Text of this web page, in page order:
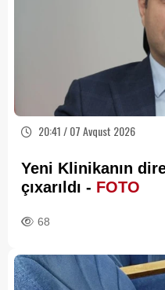
20:41 / 07 Avqust 2026
Yeni Klinikanın
çıxarıldı - FOTO
68